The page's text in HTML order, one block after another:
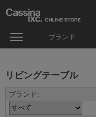
ブランド
リビングテーブル